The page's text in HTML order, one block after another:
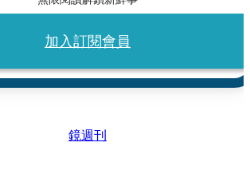
加入訂閱會員
鏡週刊